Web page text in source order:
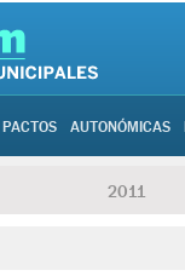
PACTOS AUTONÓMICAS
2011